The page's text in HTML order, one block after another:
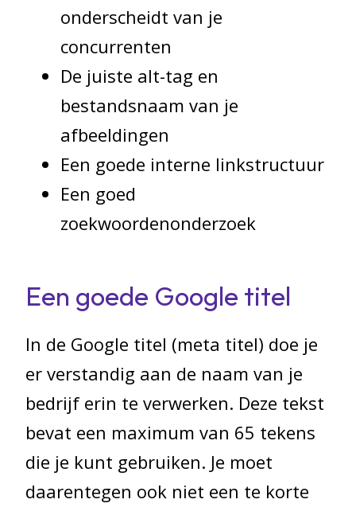
onderscheidt van je
concurrenten
De juiste alt-tag en
bestandsnaam van je
afbeeldingen
Een goede interne linkstructuur
Een goed
zoekwoordenonderzoek
Een goede Google titel
In de Google titel (meta titel) doe je
er verstandig aan de naam van je
bedrijf erin te verwerken. Deze tekst
bevat een maximum van 65 tekens
die je kunt gebruiken. Je moet
daarentegen ook niet een te korte